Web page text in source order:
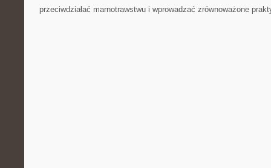
przeciwdziałać marnotrawstwu i wprowadzać zrównoważone